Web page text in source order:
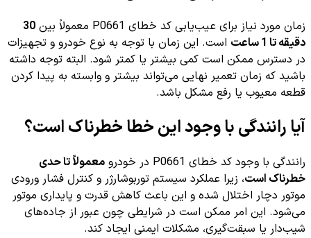
زمان مورد نیاز برای عیب‌یابی کد خطای P0661 معمولاً بین
30
دقیقه تا 1 ساعت
است. این زمان با توجه به نوع خودرو و تجهیزات
در دسترس ممکن است کمی بیشتر یا کمتر شود. البته توجه داشته
باشید که زمان تعمیر نهایی می‌تواند بیشتر و وابسته به پیدا کردن
قطعه معیوب یا رفع مشکل باشد.
آیا رانندگی با وجود این خطا خطرناک است؟
رانندگی با وجود کد خطای P0661 در خودرو
معمولاً تا حدی
خطرناک است، زیرا عملکرد سیستم توربوشارژر و کنترل فشار ورودی
موتور دچار اختلال شده و این باعث کاهش قدرت و پایداری موتور
می‌شود. این امر ممکن است در شرایطی چون عبور از جاده‌های
شیب‌دار یا سبقت‌گیری، مشکلات ایمنی ایجاد کند.